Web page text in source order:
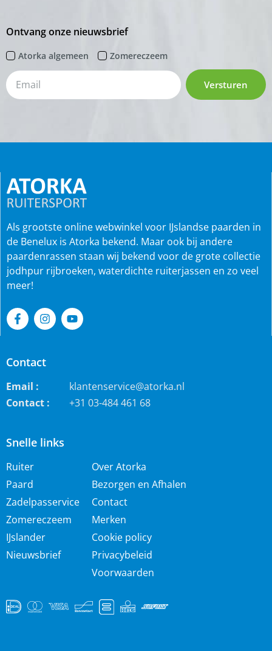
Ontvang onze nieuwsbrief
Atorka algemeen Zomereczeem
Versturen
Snelle links
Ruiter
Paard
Zadelpasservice
Zomereczeem
IJslander
Nieuwsbrief
Over Atorka
Bezorgen en Afhalen
Contact
Merken
Cookie policy
Privacybeleid
Voorwaarden
Als grootste online webwinkel voor IJslandse paarden in
de Benelux is Atorka bekend. Maar ook bij andere
paardenrassen staan wij bekend voor de grote collectie
jodhpur rijbroeken, waterdichte ruiterjassen en zo veel
meer!
Contact
Email :
klantenservice@atorka.nl
Contact :
+31 03-484 461 68